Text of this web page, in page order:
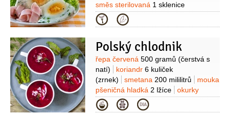
směs sterilovaná 1 sklenice
(barevná)
kyselé2 kusy
jogurt bílý
Kategorie
Polský chlodnik
Suroviny
řepa červená 500 gramů (čerstvá s
natí)
koriandr 6 kuliček
(zrnek)
smetana 200 mililitrů
mouka
pšeničná hladká 2 lžíce
okurky
kyselé3 kusy
nakládané cibulky
(perlovky)
celer řapíkatý
Kategorie